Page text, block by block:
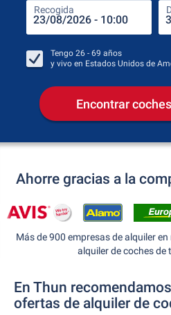
Recogida
Tengo 26 - 69 años
y vivo en Estados Unidos de
Encontrar
Ahorre gracias a la
Más de 900 empresas de alquiler
alquiler de coches de
En Thun
ofertas de alquiler de